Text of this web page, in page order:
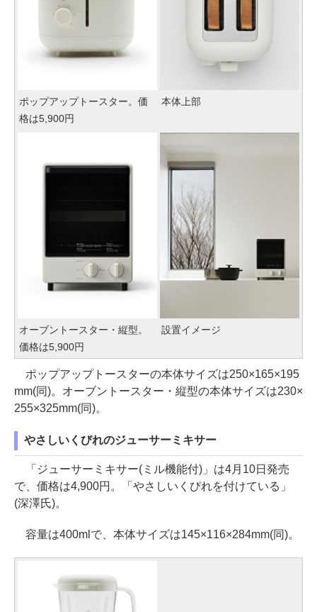
ポップアップトースター。価
格は5,900円
本体上部
オーブントースター・縦型。
価格は5,900円
設置イメージ
ポップアップトースターの本体サイズは250×165×195
mm(同)。オーブントースター・縦型の本体サイズは230×
255×325mm(同)。
やさしいくびれのジューサーミキサー
「ジューサーミキサー(ミル機能付)」は4月10日発売
で、価格は4,900円。「やさしいくびれを付けている」
(深澤氏)。
容量は400mlで、本体サイズは145×116×284mm(同)。